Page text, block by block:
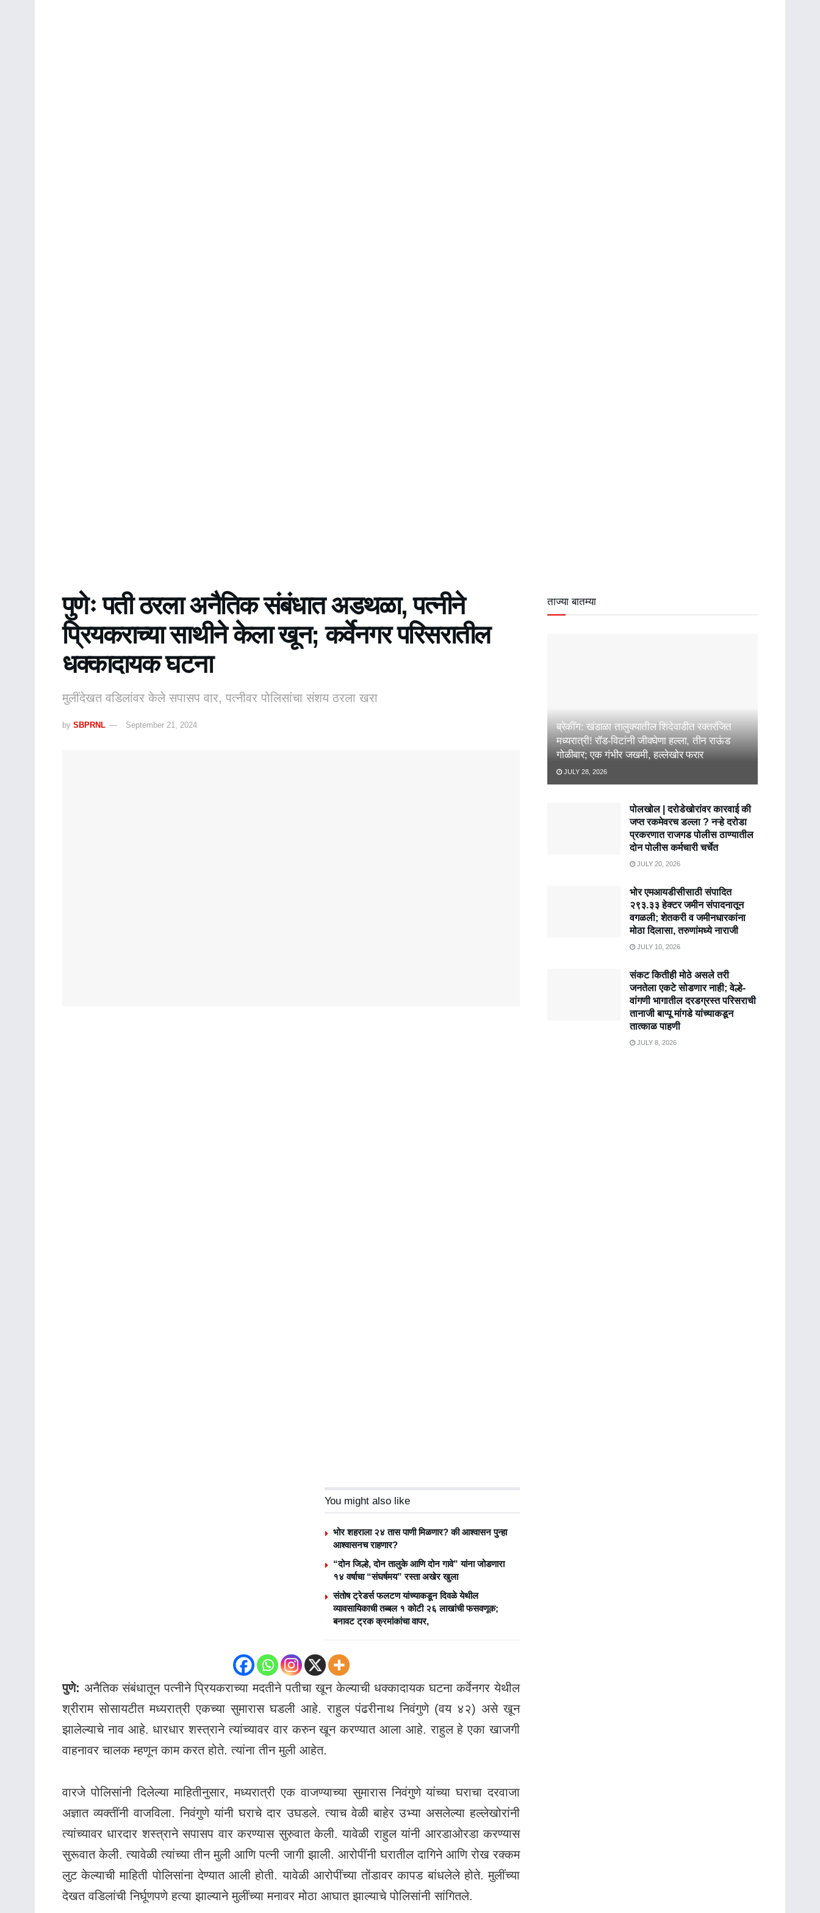
पुणेः पती ठरला अनैतिक संबंधात अडथळा, पत्नीने
प्रियकराच्या साथीने केला खून; कर्वेनगर परिसरातील
धक्कादायक घटना
मुलींदेखत वडिलांवर केले सपासप वार, पत्नीवर पोलिसांचा संशय ठरला खरा
by SBPRNL September 21, 2024
You might also like
भोर शहराला २४ तास पाणी मिळणार? की आश्वासन पुन्हा
आश्वासनच राहणार?
“दोन जिल्हे, दोन तालुके आणि दोन गावे” यांना जोडणारा
१४ वर्षाचा “संघर्षमय” रस्ता अखेर खुला
संतोष ट्रेडर्स फलटण यांच्याकडून दिवळे येथील
व्यावसायिकाची तब्बल १ कोटी २६ लाखांची फसवणूक;
बनावट ट्रक क्रमांकांचा वापर,
पुणे: अनैतिक संबंधातून पत्नीने प्रियकराच्या मदतीने पतीचा खून केल्याची धक्कादायक घटना कर्वेनगर येथील
श्रीराम सोसायटीत मध्यरात्री एकच्या सुमारास घडली आहे. राहुल पंढरीनाथ निवंगुणे (वय ४२) असे खून
झालेल्याचे नाव आहे. धारधार शस्त्राने त्यांच्यावर वार करुन खून करण्यात आला आहे. राहुल हे एका खाजगी
वाहनावर चालक म्हणून काम करत होते. त्यांना तीन मुली आहेत.
वारजे पोलिसांनी दिलेल्या माहितीनुसार, मध्यरात्री एक वाजण्याच्या सुमारास निवंगुणे यांच्या घराचा दरवाजा
अज्ञात व्यक्तींनी वाजविला. निवंगुणे यांनी घराचे दार उघडले. त्याच वेळी बाहेर उभ्या असलेल्या हल्लेखोरांनी
त्यांच्यावर धारदार शस्त्राने सपासप वार करण्यास सुरुवात केली. यावेळी राहुल यांनी आरडाओरडा करण्यास
सुरूवात केली. त्यावेळी त्यांच्या तीन मुली आणि पत्नी जागी झाली. आरोपींनी घरातील दागिने आणि रोख रक्कम
लुट केल्याची माहिती पोलिसांना देण्यात आली होती. यावेळी आरोपींच्या तोंडावर कापड बांधलेले होते. मुलींच्या
देखत वडिलांची निर्घूणपणे हत्या झाल्याने मुलींच्या मनावर मोठा आघात झाल्याचे पोलिसांनी सांगितले.
ताज्या बातम्या
ब्रेकींग: खंडाळा तालुक्यातील शिंदेवाडीत रक्तरंजित
मध्यरात्री! रॉड-विटांनी जीवघेणा हल्ला, तीन राऊंड
गोळीबार; एक गंभीर जखमी, हल्लेखोर फरार
JULY 28, 2026
पोलखोल | दरोडेखोरांवर कारवाई की
जप्त रकमेवरच डल्ला ? नऱ्हे दरोडा
प्रकरणात राजगड पोलीस ठाण्यातील
दोन पोलीस कर्मचारी चर्चेत
JULY 20, 2026
भोर एमआयडीसीसाठी संपादित
२९३.३३ हेक्टर जमीन संपादनातून
वगळली; शेतकरी व जमीनधारकांना
मोठा दिलासा, तरुणांमध्ये नाराजी
JULY 10, 2026
संकट कितीही मोठे असले तरी
जनतेला एकटे सोडणार नाही; वेल्हे-
वांगणी भागातील दरडग्रस्त परिसराची
तानाजी बाप्पू मांगडे यांच्याकडून
तात्काळ पाहणी
JULY 8, 2026